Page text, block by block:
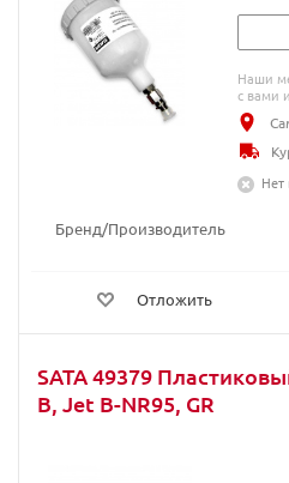
Бренд/Производитель
Отложить
Наши
с вами
Нет
SATA 49379
B, Jet B-NR95, GR